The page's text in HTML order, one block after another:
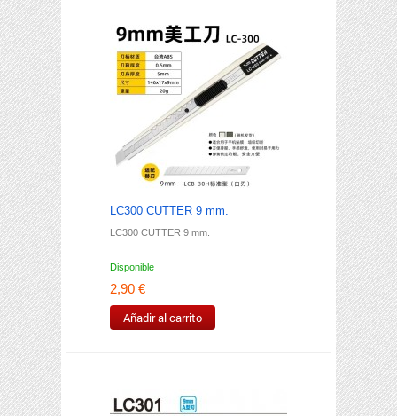
LC300 CUTTER 9 mm.
LC300 CUTTER 9 mm.
Disponible
2,90 €
Añadir al carrito